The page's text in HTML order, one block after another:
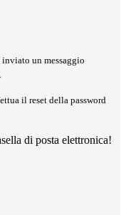
inviato un messaggio
il reset della password
di posta elettronica!